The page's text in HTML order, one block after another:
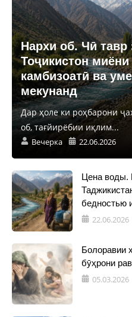
Нархи об. Чӣ тавр
Тоҷикистон
камбизоатӣ ва
мекунанд
Дар ҳоле ки роҳбарони
об, тағйирёбии иқлим...
Вечерка 22.06.2026
Цена воды.
бедностью
22.06.2026
Болоравии
бӯҳрони
05.03.2026